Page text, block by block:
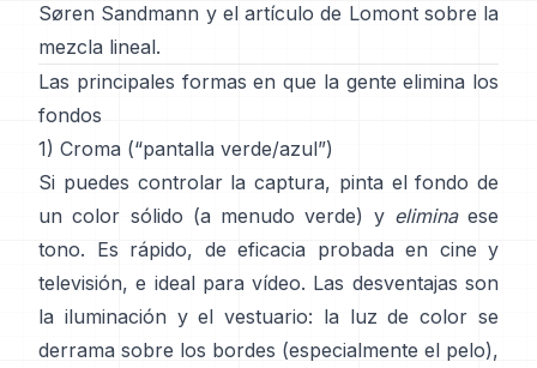
Søren Sandmann y el artículo de Lomont sobre la
mezcla lineal.
Las principales formas en que la gente elimina los
fondos
1) Croma (“pantalla verde/azul”)
Si puedes controlar la captura, pinta el fondo de
un color sólido (a menudo verde) y eliminaese
tono. Es rápido, de eficacia probada en cine y
televisión, e ideal para vídeo. Las desventajas son
la iluminación y el vestuario: la luz de color se
derrama sobre los bordes (especialmente el pelo),